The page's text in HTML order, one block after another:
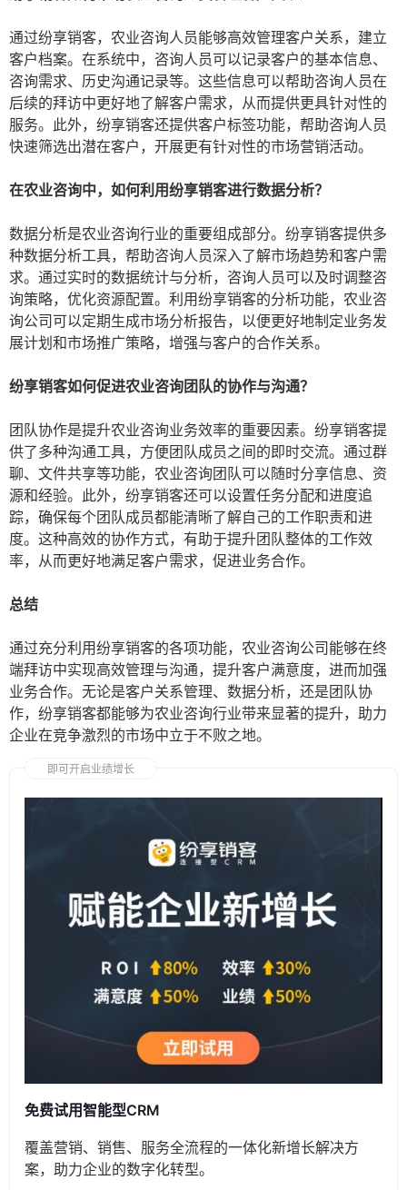
通过纷享销客，农业咨询人员能够高效管理客户关系，建立
客户档案。在系统中，咨询人员可以记录客户的基本信息、
咨询需求、历史沟通记录等。这些信息可以帮助咨询人员在
后续的拜访中更好地了解客户需求，从而提供更具针对性的
服务。此外，纷享销客还提供客户标签功能，帮助咨询人员
快速筛选出潜在客户，开展更有针对性的市场营销活动。
在农业咨询中，如何利用纷享销客进行数据分析？
数据分析是农业咨询行业的重要组成部分。纷享销客提供多
种数据分析工具，帮助咨询人员深入了解市场趋势和客户需
求。通过实时的数据统计与分析，咨询人员可以及时调整咨
询策略，优化资源配置。利用纷享销客的分析功能，农业咨
询公司可以定期生成市场分析报告，以便更好地制定业务发
展计划和市场推广策略，增强与客户的合作关系。
纷享销客如何促进农业咨询团队的协作与沟通？
团队协作是提升农业咨询业务效率的重要因素。纷享销客提
供了多种沟通工具，方便团队成员之间的即时交流。通过群
聊、文件共享等功能，农业咨询团队可以随时分享信息、资
源和经验。此外，纷享销客还可以设置任务分配和进度追
踪，确保每个团队成员都能清晰了解自己的工作职责和进
度。这种高效的协作方式，有助于提升团队整体的工作效
率，从而更好地满足客户需求，促进业务合作。
总结
通过充分利用纷享销客的各项功能，农业咨询公司能够在终
端拜访中实现高效管理与沟通，提升客户满意度，进而加强
业务合作。无论是客户关系管理、数据分析，还是团队协
作，纷享销客都能够为农业咨询行业带来显著的提升，助力
企业在竞争激烈的市场中立于不败之地。
即可开启业绩增长
免费试用智能型CRM
覆盖营销、销售、服务全流程的一体化新增长解决方
案，助力企业的数字化转型。